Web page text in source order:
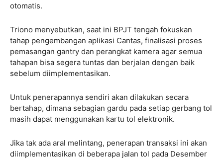
otomatis.
Triono menyebutkan, saat ini BPJT tengah fokuskan
tahap pengembangan aplikasi Cantas, finalisasi proses
pemasangan gantry dan perangkat kamera agar semua
tahapan bisa segera tuntas dan berjalan dengan baik
sebelum diimplementasikan.
Untuk penerapannya sendiri akan dilakukan secara
bertahap, dimana sebagian gardu pada setiap gerbang tol
masih dapat menggunakan kartu tol elektronik.
Jika tak ada aral melintang, penerapan transaksi ini akan
diimplementasikan di beberapa jalan tol pada Desember